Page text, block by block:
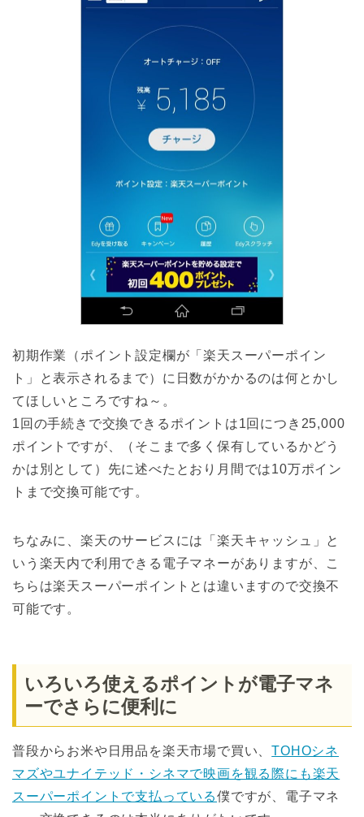
初期作業（ポイント設定欄が「楽天スーパーポイン
ト」と表示されるまで）に日数がかかるのは何とかし
てほしいところですね～。
1回の手続きで交換できるポイントは1回につき25,000
ポイントですが、（そこまで多く保有しているかどう
かは別として）先に述べたとおり月間では10万ポイン
トまで交換可能です。
ちなみに、楽天のサービスには「楽天キャッシュ」と
いう楽天内で利用できる電子マネーがありますが、こ
ちらは楽天スーパーポイントとは違いますので交換不
可能です。
いろいろ使えるポイントが電子マネ
ーでさらに便利に
普段からお米や日用品を楽天市場で買い、TOHOシネ
マズやユナイテッド・シネマで映画を観る際にも楽天
スーパーポイントで支払っている僕ですが、電子マネ